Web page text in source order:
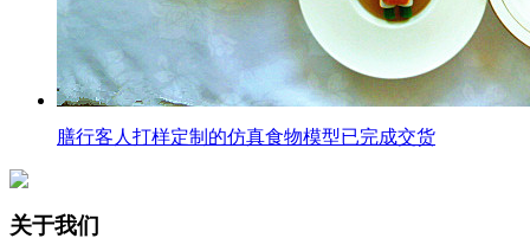
膳行客人打样定制的仿真食物模型已完成交货
关于我们